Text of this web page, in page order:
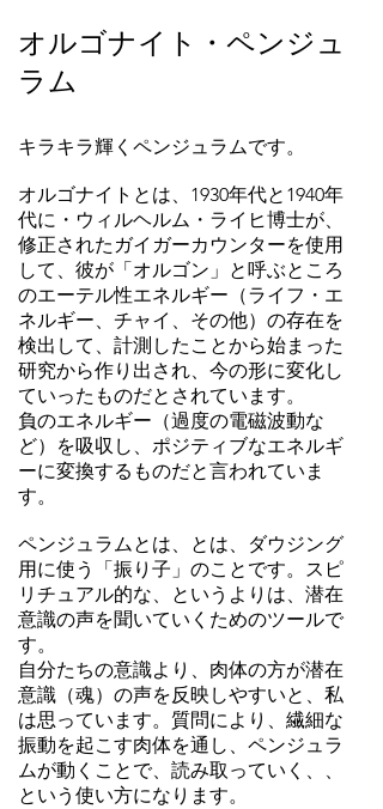
オルゴナイト・ペンジュ
ラム
キラキラ輝くペンジュラムです。
オルゴナイトとは、1930年代と1940年
代に・ウィルヘルム・ライヒ博士が、
修正されたガイガーカウンターを使用
して、彼が「オルゴン」と呼ぶところ
のエーテル性エネルギー（ライフ・エ
ネルギー、チャイ、その他）の存在を
検出して、計測したことから始まった
研究から作り出され、今の形に変化し
ていったものだとされています。
負のエネルギー（過度の電磁波動な
ど）を吸収し、ポジティブなエネルギ
ーに変換するものだと言われていま
す。
ペンジュラムとは、とは、ダウジング
用に使う「振り子」のことです。スピ
リチュアル的な、というよりは、潜在
意識の声を聞いていくためのツールで
す。
自分たちの意識より、肉体の方が潜在
意識（魂）の声を反映しやすいと、私
は思っています。質問により、繊細な
振動を起こす肉体を通し、ペンジュラ
ムが動くことで、読み取っていく、、
という使い方になります。